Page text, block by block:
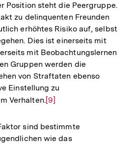
Position steht die Peergruppe.
zu delinquenten Freunden
erhöhtes Risiko auf, selbst
Dies ist einerseits mit
mit Beobachtungslernen
Gruppen werden die
von Straftaten ebenso
Einstellung zu
Verhalten.Zur
der
Fußnote
[9]
sind bestimmte
wie das